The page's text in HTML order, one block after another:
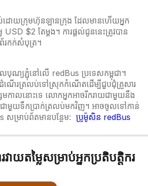
ល់ដោយក្រុមហ៊ុនឡានក្រុង ដែលមានហើយអ្នក
USD $2 តែម្ដង។ ការផ្តល់ជូននេះត្រូវបាន
រកក់សំបុត្រ។​​
បុណ្យភ្ជុំ​នៅលើ redBus ប្រទេសកម្ពុជា។
ដំណើរត្រលប់ទៅស្រុកកំណើតដើម្បីជួបជុំគ្រួសារ
មកាលនោះទេ លោកអ្នកអាចរីករាយជាមួយនឹង
រួមជាមួយទឹកប្រាក់ត្រលប់មកវិញ។ អាចចូលទៅកាន់
ម្រាប់ព័តមានបន្ថែម: ប្រូម៉ូសិន redBus
ាយតម្លៃសម្រាប់អ្នកប្រតិបត្តិករ